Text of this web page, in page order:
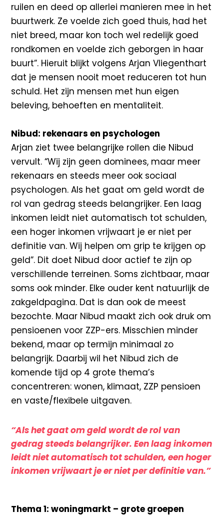
ruilen en deed op allerlei manieren mee in het
buurtwerk. Ze voelde zich goed thuis, had het
niet breed, maar kon toch wel redelijk goed
rondkomen en voelde zich geborgen in haar
buurt”. Hieruit blijkt volgens Arjan Vliegenthart
dat je mensen nooit moet reduceren tot hun
schuld. Het zijn mensen met hun eigen
beleving, behoeften en mentaliteit.
Nibud: rekenaars en psychologen
Arjan ziet twee belangrijke rollen die Nibud
vervult. “Wij zijn geen dominees, maar meer
rekenaars en steeds meer ook sociaal
psychologen. Als het gaat om geld wordt de
rol van gedrag steeds belangrijker. Een laag
inkomen leidt niet automatisch tot schulden,
een hoger inkomen vrijwaart je er niet per
definitie van. Wij helpen om grip te krijgen op
geld”. Dit doet Nibud door actief te zijn op
verschillende terreinen. Soms zichtbaar, maar
soms ook minder. Elke ouder kent natuurlijk de
zakgeldpagina. Dat is dan ook de meest
bezochte. Maar Nibud maakt zich ook druk om
pensioenen voor ZZP-ers. Misschien minder
bekend, maar op termijn minimaal zo
belangrijk. Daarbij wil het Nibud zich de
komende tijd op 4 grote thema’s
concentreren: wonen, klimaat, ZZP pensioen
en vaste/flexibele uitgaven.
“Als het gaat om geld wordt de rol van
gedrag steeds belangrijker. Een laag inkomen
leidt niet automatisch tot schulden, een hoger
inkomen vrijwaart je er niet per definitie van.”
Thema 1: woningmarkt – grote groepen